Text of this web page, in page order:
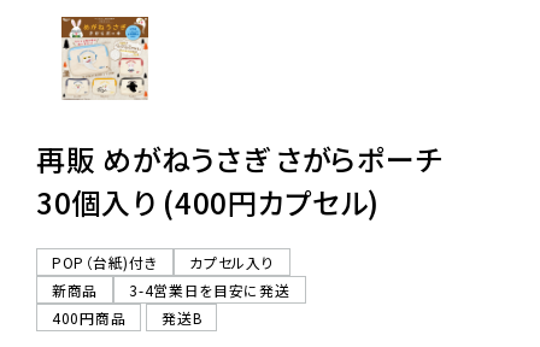
ご利用ガイド
06-6282-7659
再販 めがねうさぎ さがらポーチ
30個入り (400円カプセル)
POP（台紙)付き
カプセル入り
新商品
3-4営業日を目安に発送
400円商品
発送B